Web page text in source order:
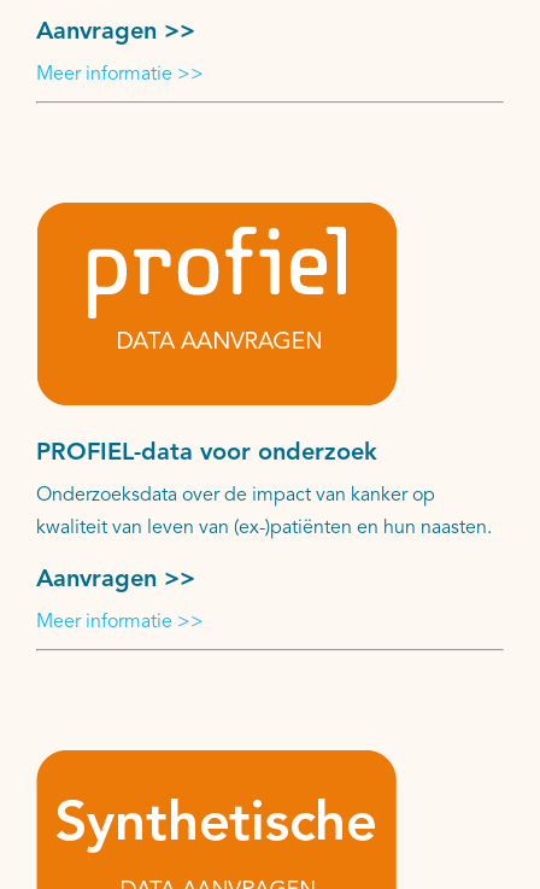
Aanvragen >>
Meer informatie >>
PROFIEL-data voor onderzoek
Onderzoeksdata over de impact van kanker op
kwaliteit van leven van (ex-)patiënten en hun naasten.
Aanvragen >>
Meer informatie >>